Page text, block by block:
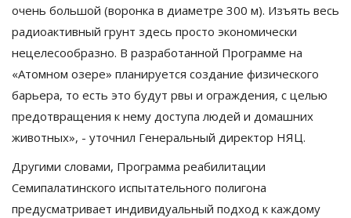
очень большой (воронка в диаметре 300 м). Изъять весь
радиоактивный грунт здесь просто экономически
нецелесообразно. В разработанной Программе на
«Атомном озере» планируется создание физического
барьера, то есть это будут рвы и ограждения, с целью
предотвращения к нему доступа людей и домашних
животных», - уточнил Генеральный директор НЯЦ.
Другими словами, Программа реабилитации
Семипалатинского испытательного полигона
предусматривает индивидуальный подход к каждому